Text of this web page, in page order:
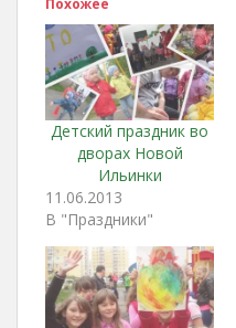
Похожее
Детский праздник во
дворах Новой
Ильинки
11.06.2013
В "Праздники"